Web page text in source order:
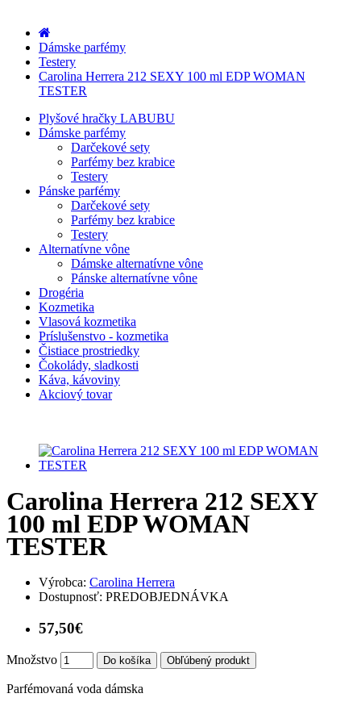
Dámske parfémy
Testery
Carolina Herrera 212 SEXY 100 ml EDP WOMAN
TESTER
Plyšové hračky LABUBU
Dámske parfémy
Darčekové sety
Parfémy bez krabice
Testery
Pánske parfémy
Darčekové sety
Parfémy bez krabice
Testery
Alternatívne vône
Dámske alternatívne vône
Pánske alternatívne vône
Drogéria
Kozmetika
Vlasová kozmetika
Príslušenstvo - kozmetika
Čistiace prostriedky
Čokolády, sladkosti
Káva, kávoviny
Akciový tovar
Carolina Herrera 212 SEXY
100 ml EDP WOMAN
TESTER
Výrobca: Carolina Herrera
Dostupnosť: PREDOBJEDNÁVKA
57,50€
Množstvo Do košíka Obľúbený produkt
Parfémovaná voda dámska